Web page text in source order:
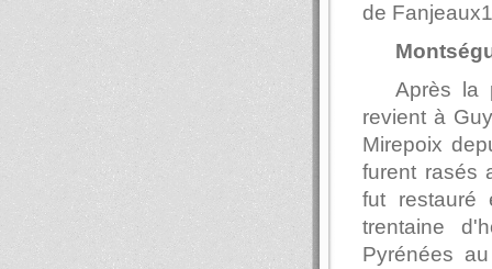
de
Après la
revient à
Mirepoix
furent rasés
fut restauré
trentaine
Pyrénées